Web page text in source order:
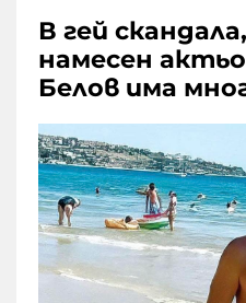
В гей
намесен
Белов има